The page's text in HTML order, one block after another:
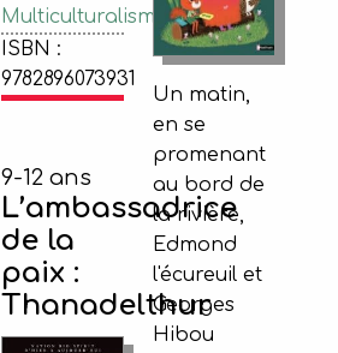
Multiculturalisme
ISBN :
9782896073931
9-12 ans
L’ambassadrice
de la
paix :
Thanadelthur
Un matin,
en se
promenant
au bord de
la rivière,
Edmond
l'écureuil et
Georges
Hibou